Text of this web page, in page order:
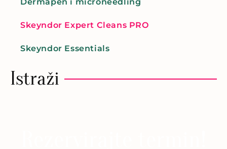
Skeyndor Expert Cleans PRO
Skeyndor Essentials
Istraži